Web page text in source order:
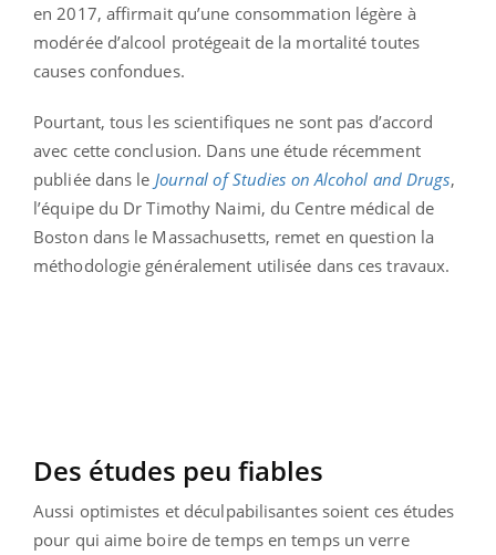
en 2017, affirmait qu’une consommation légère à
modérée d’alcool protégeait de la mortalité toutes
causes confondues.
Pourtant, tous les scientifiques ne sont pas d’accord
avec cette conclusion. Dans une étude récemment
publiée dans le Journal of Studies on Alcohol and Drugs,
l’équipe du Dr Timothy Naimi, du Centre médical de
Boston dans le Massachusetts, remet en question la
méthodologie généralement utilisée dans ces travaux.
Des études peu fiables
Aussi optimistes et déculpabilisantes soient ces études
pour qui aime boire de temps en temps un verre